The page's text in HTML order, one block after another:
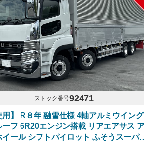
ストック番号92471
用】 R８年 融雪仕様 4軸アルミウイング
ーフ 6R20エンジン搭載 リアエアサス ア
イール シフトパイロット ふそうスーパ